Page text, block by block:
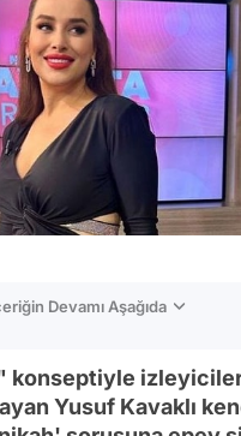
Devamı Aşağıda
konseptiyle
Yusuf Kavaklı